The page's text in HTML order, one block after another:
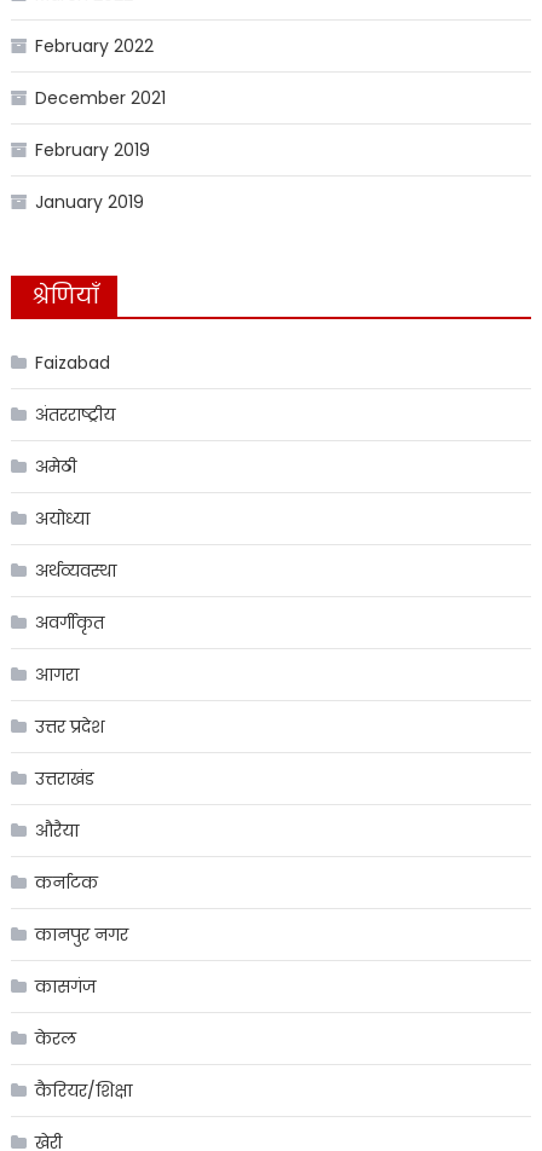
February 2022
December 2021
February 2019
January 2019
श्रेणियाँ
Faizabad
अंतरराष्ट्रीय
अमेठी
अयोध्या
अर्थव्यवस्था
अवर्गीकृत
आगरा
उत्तर प्रदेश
उत्तराखंड
औरैया
कर्नाटक
कानपुर नगर
कासगंज
केरल
कैरियर/शिक्षा
खेरी